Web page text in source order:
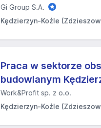
Gi Group S.A.
Kędzierzyn-Koźle
Praca w sektorze
budowlanym
Work&Profit sp. z o.o.
Kędzierzyn-Koźle